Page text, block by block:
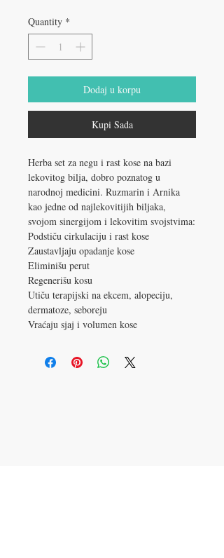
Quantity *
Dodaj u korpu
Kupi Sada
Herba set za negu i rast kose na bazi
lekovitog bilja, dobro poznatog u
narodnoj medicini. Ruzmarin i Arnika
kao jedne od najlekovitijih biljaka,
svojom sinergijom i lekovitim svojstvima:
Podstiču cirkulaciju i rast kose
Zaustavljaju opadanje kose
Eliminišu perut
Regenerišu kosu
Utiču terapijski na ekcem, alopeciju,
dermatoze, seboreju
Vraćaju sjaj i volumen kose